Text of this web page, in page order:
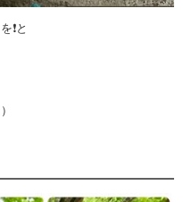
❗️と